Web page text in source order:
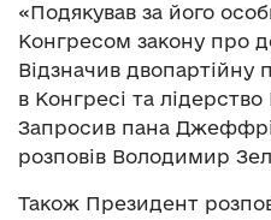
«Подякував за його
Конгресом закону про
Відзначив двопартійну
в Конгресі та
Запросив пана
розповів Володимир
Також Президент